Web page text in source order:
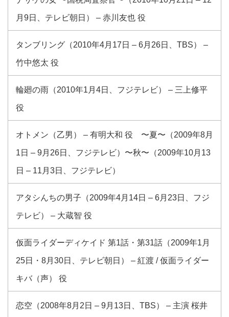
月9日、テレビ朝日） – 赤川友也 役
タンブリング（2010年4月17日 – 6月26日、TBS） –
竹中悠太 役
輪廻の雨（2010年1月4日、フジテレビ） – 三上修平
役
オトメン（乙男） – 有明大和 役 〜夏〜（2009年8月
1日 – 9月26日、フジテレビ）〜秋〜（2009年10月13
日 – 11月3日、フジテレビ）
アタシんちの男子（2009年4月14日 – 6月23日、フジ
テレビ） – 大蔵智 役
仮面ライダーディケイド 第1話・第31話（2009年1月
25日・8月30日、テレビ朝日） – 紅渡 / 仮面ライダー
キバ（声） 役
恋空（2008年8月2日 – 9月13日、TBS） – 主演 桜井